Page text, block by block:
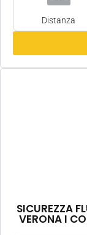
Distanza
SICUREZZA
VERONA I